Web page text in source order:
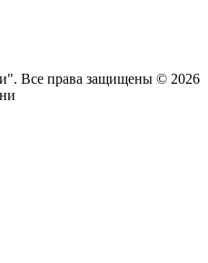
Все права защищены © 2026